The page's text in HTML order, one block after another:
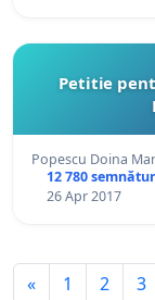
Petitie
Popescu Doina
12 780
26 Apr 2017
« 1 2 3